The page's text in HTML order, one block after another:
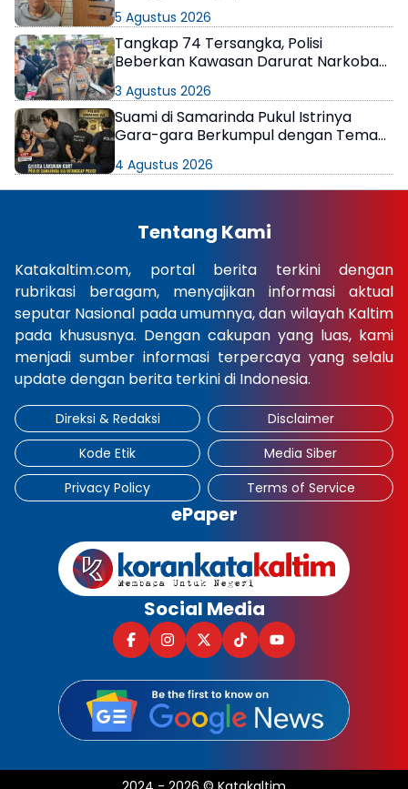
5 Agustus 2026
Tangkap 74 Tersangka, Polisi
Beberkan Kawasan Darurat Narkoba
3 Agustus 2026
Suami di Samarinda Pukul Istrinya
Gara-gara Berkumpul dengan Teman
4 Agustus 2026
Tentang Kami
Katakaltim.com, portal berita terkini dengan
rubrikasi beragam, menyajikan informasi aktual
seputar Nasional pada umumnya, dan wilayah Kaltim
pada khususnya. Dengan cakupan yang luas, kami
menjadi sumber informasi terpercaya yang selalu
update dengan berita terkini di Indonesia.
Direksi & Redaksi
Disclaimer
Kode Etik
Media Siber
Privacy Policy
Terms of Service
ePaper
Social Media